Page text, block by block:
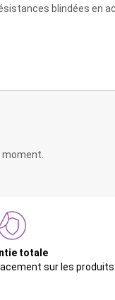
blindées en
moment.
totale
sur les